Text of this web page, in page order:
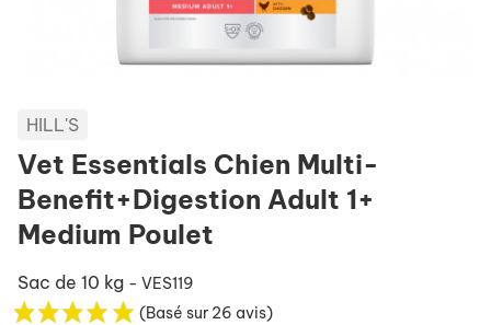
HILL'S
Vet Essentials Chien Multi-
Benefit+Digestion Adult 1+
Medium Poulet
Sac de 10 kg - VES119
(Basé sur 26 avis)